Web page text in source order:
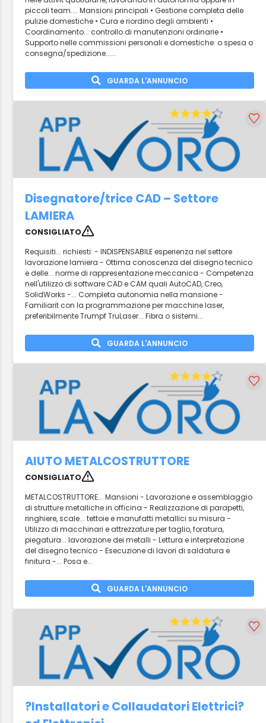
piccoli team.... Mansioni principali • Gestione completa delle
pulizie domestiche • Cura e riordino degli ambienti •
Coordinamento... controllo di manutenzioni ordinarie •
Supporto nelle commissioni personali e domestiche: o spesa o
consegna/spedizione......
GUARDA L'ANNUNCIO
Disegnatore/trice CAD – Settore
LAMIERA
CONSIGLIATO
Requisiti... richiesti: - INDISPENSABILE esperienza nel settore
lavorazione lamiera - Ottima conoscenza del disegno tecnico
e delle... norme di rappresentazione meccanica - Competenza
nell'utilizzo di software CAD e CAM quali AutoCAD, Creo,
SolidWorks -... Completa autonomia nella mansione -
Familiarit con la programmazione per macchine laser,
preferibilmente Trumpf TruLaser... Fibra o sistemi...
GUARDA L'ANNUNCIO
AIUTO METALCOSTRUTTORE
CONSIGLIATO
METALCOSTRUTTORE... Mansioni - Lavorazione e assemblaggio
di strutture metalliche in officina - Realizzazione di parapetti,
ringhiere, scale... tettoie e manufatti metallici su misura -
Utilizzo di macchinari e attrezzature per taglio, foratura,
piegatura... lavorazione dei metalli - Lettura e interpretazione
del disegno tecnico - Esecuzione di lavori di saldatura e
finitura -... Posa e...
GUARDA L'ANNUNCIO
?Installatori e Collaudatori Elettrici?